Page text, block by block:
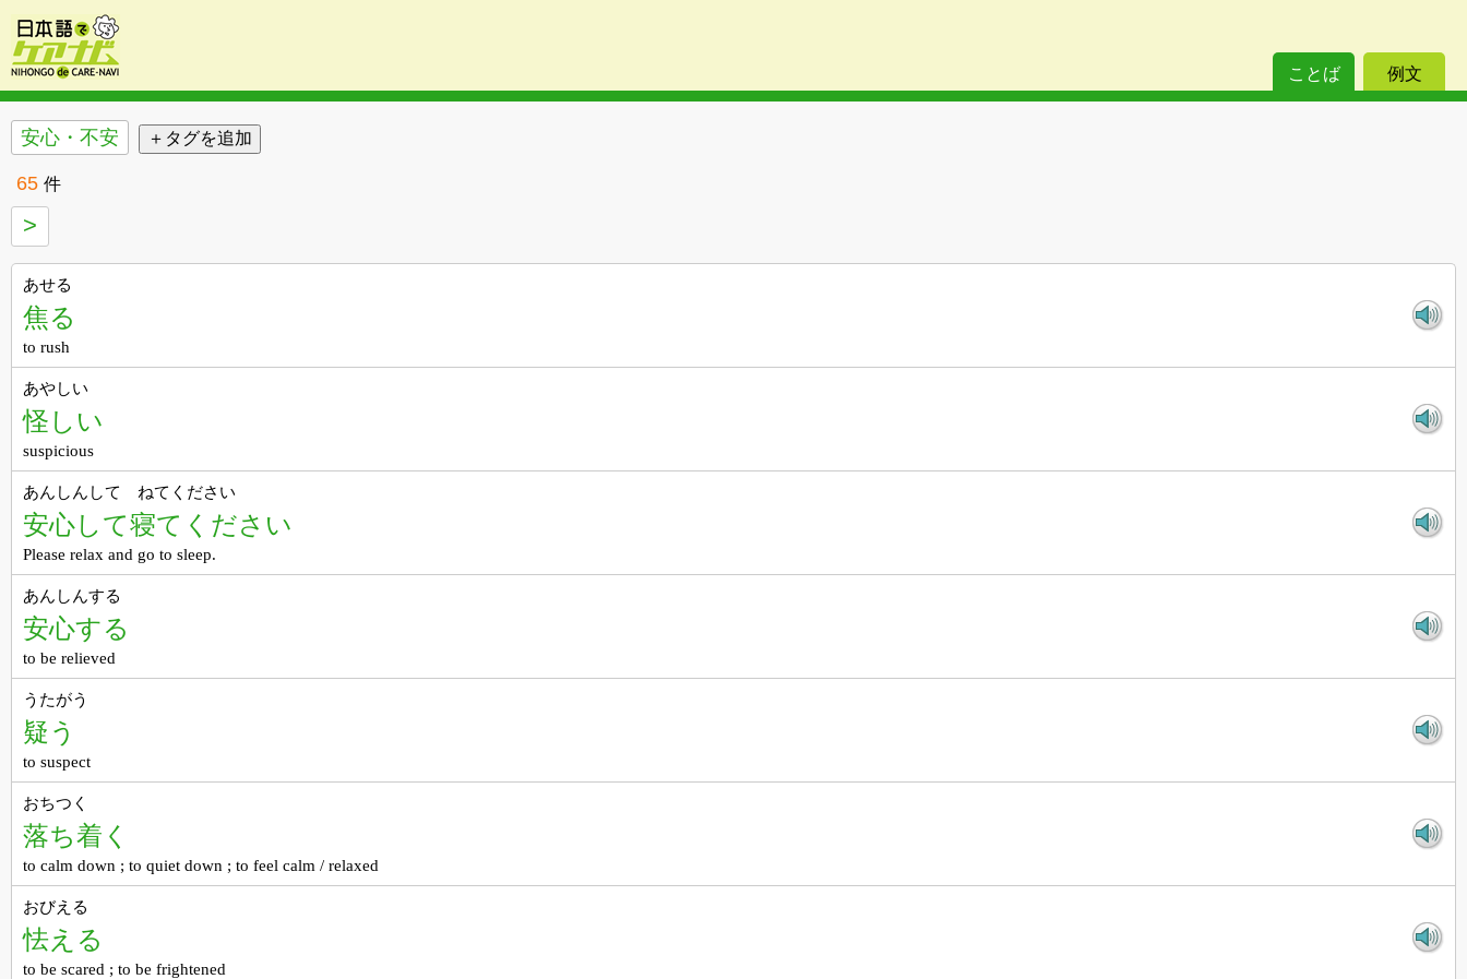
ことば 例文
安心・不安
65 件
>
あせる
焦る
to rush
あやしい
怪しい
suspicious
あんしんして ねてください
安心して寝てください
Please relax and go to sleep.
あんしんする
安心する
to be relieved
うたがう
疑う
to suspect
おちつく
落ち着く
to calm down ; to quiet down ; to feel calm / relaxed
おびえる
怯える
to be scared ; to be frightened